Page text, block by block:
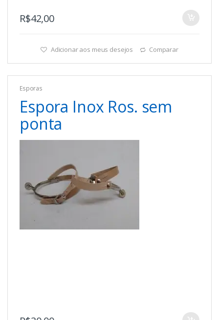
R$42,00
Adicionar aos meus desejos Comparar
Esporas
Espora Inox Ros. sem
ponta